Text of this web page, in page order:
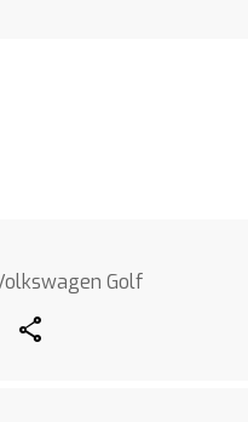
Golf
Share